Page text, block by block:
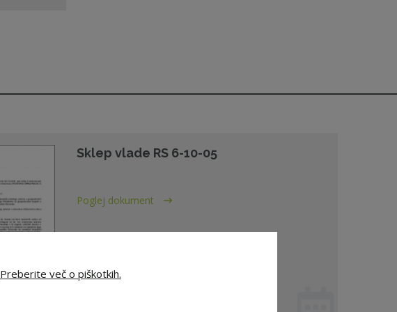
Sklep vlade RS 6-10-05
Poglej dokument
Preberite več o piškotkih.